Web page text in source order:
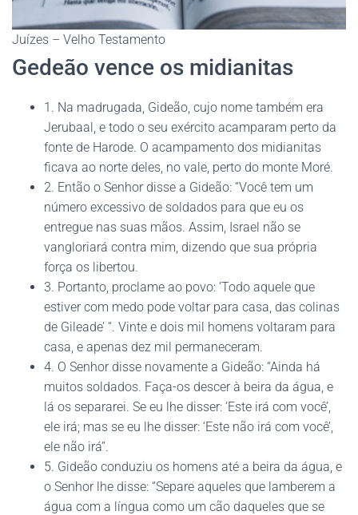
Juízes – Velho Testamento
Gedeão vence os midianitas
1. Na madrugada, Gideão, cujo nome também era
Jerubaal, e todo o seu exército acamparam perto da
fonte de Harode. O acampamento dos midianitas
ficava ao norte deles, no vale, perto do monte Moré.
2. Então o Senhor disse a Gideão: “Você tem um
número excessivo de soldados para que eu os
entregue nas suas mãos. Assim, Israel não se
vangloriará contra mim, dizendo que sua própria
força os libertou.
3. Portanto, proclame ao povo: ‘Todo aquele que
estiver com medo pode voltar para casa, das colinas
de Gileade’ “. Vinte e dois mil homens voltaram para
casa, e apenas dez mil permaneceram.
4. O Senhor disse novamente a Gideão: “Ainda há
muitos soldados. Faça-os descer à beira da água, e
lá os separarei. Se eu lhe disser: ‘Este irá com você’,
ele irá; mas se eu lhe disser: ‘Este não irá com você’,
ele não irá”.
5. Gideão conduziu os homens até a beira da água, e
o Senhor lhe disse: “Separe aqueles que lamberem a
água com a língua como um cão daqueles que se